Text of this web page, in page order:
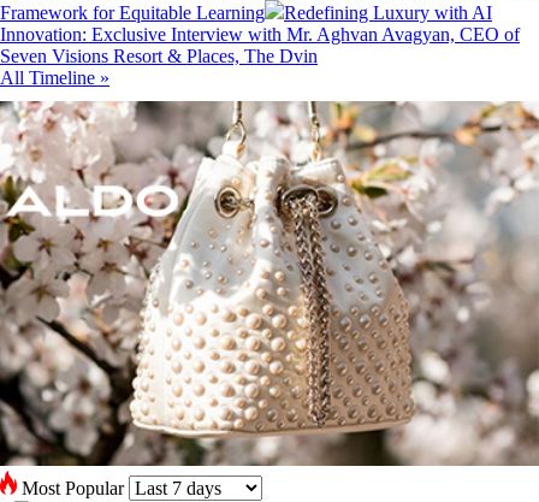
Framework for Equitable Learning
Redefining Luxury with AI
Innovation: Exclusive Interview with Mr. Aghvan Avagyan, CEO of
Seven Visions Resort & Places, The Dvin
All Timeline »
Most Popular